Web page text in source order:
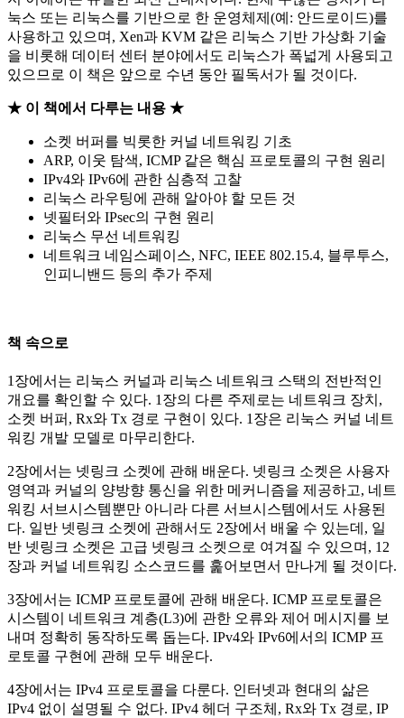
눅스 또는 리눅스를 기반으로 한 운영체제(예: 안드로이드)를
사용하고 있으며, Xen과 KVM 같은 리눅스 기반 가상화 기술
을 비롯해 데이터 센터 분야에서도 리눅스가 폭넓게 사용되고
있으므로 이 책은 앞으로 수년 동안 필독서가 될 것이다.
★ 이 책에서 다루는 내용 ★
소켓 버퍼를 빅롯한 커널 네트워킹 기초
ARP, 이웃 탐색, ICMP 같은 핵심 프로토콜의 구현 원리
IPv4와 IPv6에 관한 심층적 고찰
리눅스 라우팅에 관해 알아야 할 모든 것
넷필터와 IPsec의 구현 원리
리눅스 무선 네트워킹
네트워크 네임스페이스, NFC, IEEE 802.15.4, 블루투스,
인피니밴드 등의 추가 주제
책 속으로
1장에서는 리눅스 커널과 리눅스 네트워크 스택의 전반적인
개요를 확인할 수 있다. 1장의 다른 주제로는 네트워크 장치,
소켓 버퍼, Rx와 Tx 경로 구현이 있다. 1장은 리눅스 커널 네트
워킹 개발 모델로 마무리한다.
2장에서는 넷링크 소켓에 관해 배운다. 넷링크 소켓은 사용자
영역과 커널의 양방향 통신을 위한 메커니즘을 제공하고, 네트
워킹 서브시스템뿐만 아니라 다른 서브시스템에서도 사용된
다. 일반 넷링크 소켓에 관해서도 2장에서 배울 수 있는데, 일
반 넷링크 소켓은 고급 넷링크 소켓으로 여겨질 수 있으며, 12
장과 커널 네트워킹 소스코드를 훑어보면서 만나게 될 것이다.
3장에서는 ICMP 프로토콜에 관해 배운다. ICMP 프로토콜은
시스템이 네트워크 계층(L3)에 관한 오류와 제어 메시지를 보
내며 정확히 동작하도록 돕는다. IPv4와 IPv6에서의 ICMP 프
로토콜 구현에 관해 모두 배운다.
4장에서는 IPv4 프로토콜을 다룬다. 인터넷과 현대의 삶은
IPv4 없이 설명될 수 없다. IPv4 헤더 구조체, Rx와 Tx 경로, IP